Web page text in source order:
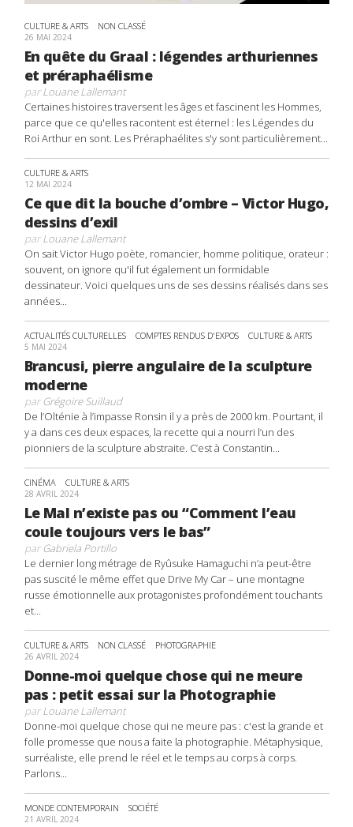
CULTURE & ARTS NON CLASSÉ
26 MAI 2024
En quête du Graal : légendes arthuriennes
et préraphaélisme
parLouane Lallemant
Certaines histoires traversent les âges et fascinent les Hommes,
parce que ce qu'elles racontent est éternel : les Légendes du
Roi Arthur en sont. Les Préraphaélites s'y sont particulièrement...
CULTURE & ARTS
12 MAI 2024
Ce que dit la bouche d’ombre – Victor Hugo,
dessins d’exil
parLouane Lallemant
On sait Victor Hugo poète, romancier, homme politique, orateur :
souvent, on ignore qu'il fut également un formidable
dessinateur. Voici quelques uns de ses dessins réalisés dans ses
années...
ACTUALITÉS CULTURELLES COMPTES RENDUS D'EXPOS CULTURE & ARTS
5 MAI 2024
Brancusi, pierre angulaire de la sculpture
moderne
parGrégoire Suillaud
De l’Olténie à l’impasse Ronsin il y a près de 2000 km. Pourtant, il
y a dans ces deux espaces, la recette qui a nourri l’un des
pionniers de la sculpture abstraite. C’est à Constantin...
CINÉMA CULTURE & ARTS
28 AVRIL 2024
Le Mal n’existe pas ou “Comment l’eau
coule toujours vers le bas”
parGabriela Portillo
Le dernier long métrage de Ryûsuke Hamaguchi n’a peut-être
pas suscité le même effet que Drive My Car – une montagne
russe émotionnelle aux protagonistes profondément touchants
et...
CULTURE & ARTS NON CLASSÉ PHOTOGRAPHIE
26 AVRIL 2024
Donne-moi quelque chose qui ne meure
pas : petit essai sur la Photographie
parLouane Lallemant
Donne-moi quelque chose qui ne meure pas : c'est la grande et
folle promesse que nous a faite la photographie. Métaphysique,
surréaliste, elle prend le réel et le temps au corps à corps.
Parlons...
MONDE CONTEMPORAIN SOCIÉTÉ
21 AVRIL 2024